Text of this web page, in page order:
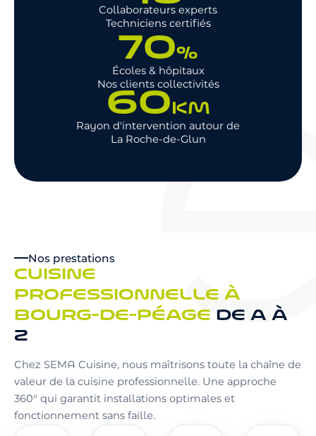
Collaborateurs experts
Techniciens certifiés
Écoles & hôpitaux
Nos clients collectivités
70%
Rayon d'intervention autour de
La Roche-de-Glun
60KM
Nos prestations
CUISINE
PROFESSIONNELLE À
BOURG-DE-PÉAGE DE A À
Z
Chez SEMA Cuisine, nous maîtrisons toute la chaîne de
valeur de la cuisine professionnelle. Une approche
360° qui garantit installations optimales et
fonctionnement sans faille.